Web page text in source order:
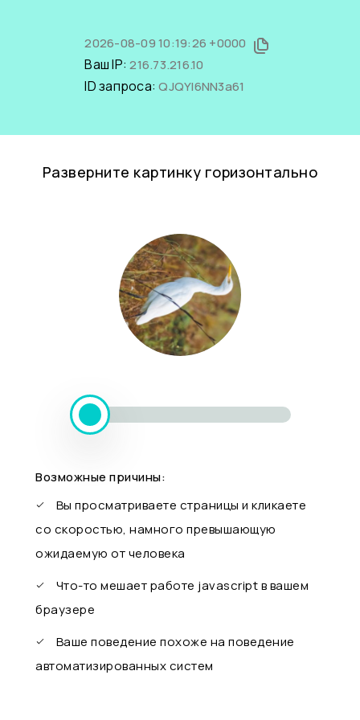
2026-08-09 10:19:26 +0000
Ваш IP:216.73.216.10
ID запроса:QJQYl6NN3a61
Разверните картинку горизонтально
Возможные причины:
Вы просматриваете страницы и кликаете
со скоростью, намного превышающую
ожидаемую от человека
Что-то мешает работе javascript в вашем
браузере
Ваше поведение похоже на поведение
автоматизированных систем